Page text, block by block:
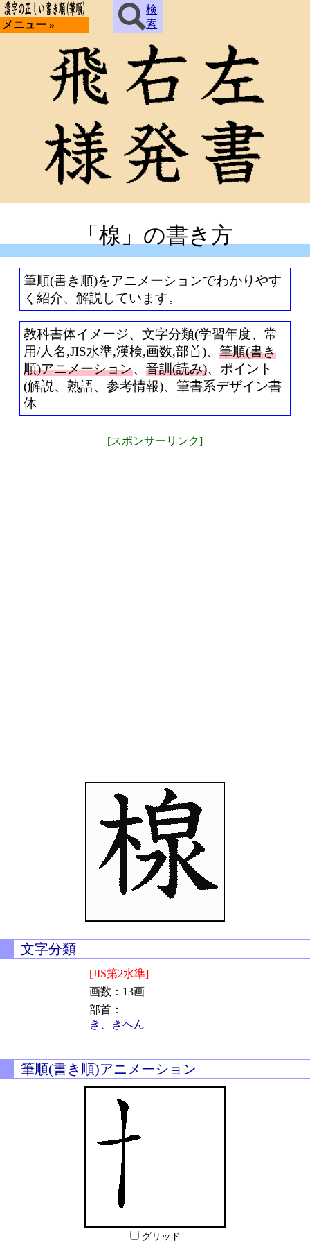
メニュー »
検
索
「楾」の書き方
筆順(書き順)をアニメーションでわかりやす
く紹介、解説しています。
教科書体イメージ、文字分類(学習年度、常
用/人名,JIS水準,漢検,画数,部首)、 筆順(書き
順)アニメーション、 音訓(読み)、ポイント
(解説、熟語、参考情報)、筆書系デザイン書
体
[スポンサーリンク]
文字分類
[JIS第2水準]
画数：13画
部首：
き、きへん
筆順(書き順)アニメーション
グリッド